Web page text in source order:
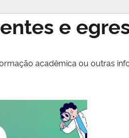
e
acadêmica ou outras